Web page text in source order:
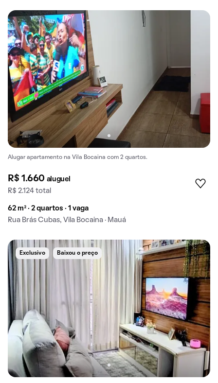
Alugar apartamento na Vila Bocaina com 2 quartos.
R$ 1.660 aluguel
R$ 2.124 total
62 m² · 2 quartos · 1 vaga
Rua Brás Cubas, Vila Bocaina · Mauá
Exclusivo Baixou o preço